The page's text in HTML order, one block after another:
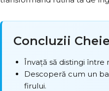
Concluzii Cheie
Învață să distingi între
Descoperă cum un
firului.